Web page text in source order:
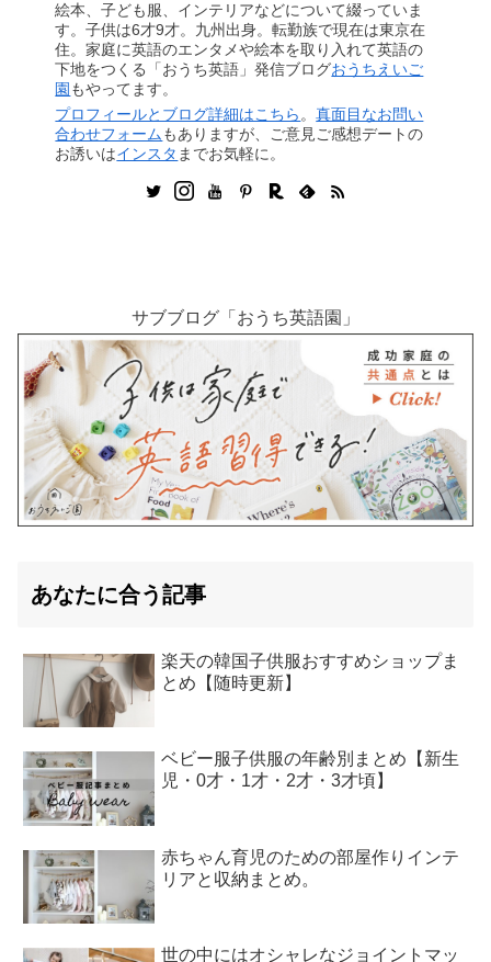
絵本、子ども服、インテリアなどについて綴っていま
す。子供は6才9才。九州出身。転勤族で現在は東京在
住。家庭に英語のエンタメや絵本を取り入れて英語の
下地をつくる「おうち英語」発信ブログおうちえいご
園 もやってます。
プロフィールとブログ詳細はこちら 。真面目なお問い
合わせフォームもありますが、ご意見ご感想デートの
お誘いはインスタ までお気軽に。
サブブログ「おうち英語園」
あなたに合う記事
楽天の韓国子供服おすすめショップま
とめ【随時更新】
ベビー服子供服の年齢別まとめ【新生
児・0才・1才・2才・3才頃】
赤ちゃん育児のための部屋作りインテ
リアと収納まとめ。
世の中にはオシャレなジョイントマッ